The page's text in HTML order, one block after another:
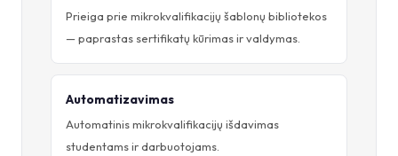
Prieiga prie mikrokvalifikacijų šablonų bibliotekos
— paprastas sertifikatų kūrimas ir valdymas.
Automatizavimas
Automatinis mikrokvalifikacijų išdavimas
studentams ir darbuotojams.